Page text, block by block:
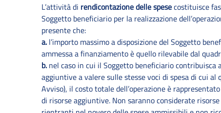
L’attività di rendicontazione delle spesecostituisce
Soggetto beneficiario per la realizzazione
presente che:
a. l’importo massimo a disposizione del Soggetto
ammessa a finanziamento è quello rilevabile dal
b. nel caso in cui il Soggetto beneficiario contribuisca
aggiuntive a valere sulle stesse voci di spesa di cui
Avviso), il costo totale dell’operazione è
di risorse aggiuntive. Non saranno considerate